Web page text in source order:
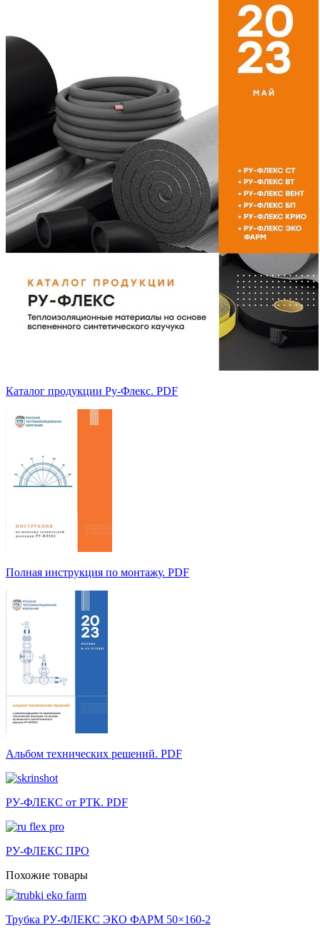
Каталог продукции Ру-Флекс. PDF
Полная инструкция по монтажу. PDF
Альбом технических решений. PDF
РУ-ФЛЕКС от РТК. PDF
РУ-ФЛЕКС ПРО
Похожие товары
Трубка РУ-ФЛЕКС ЭКО ФАРМ 50×160-2